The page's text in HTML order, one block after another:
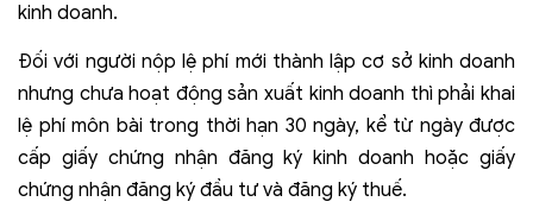
kinh doanh.
Đối với người nộp lệ phí mới thành lập cơ sở kinh doanh
nhưng chưa hoạt động sản xuất kinh doanh thì phải khai
lệ phí môn bài trong thời hạn 30 ngày, kể từ ngày được
cấp giấy chứng nhận đăng ký kinh doanh hoặc giấy
chứng nhận đăng ký đầu tư và đăng ký thuế.